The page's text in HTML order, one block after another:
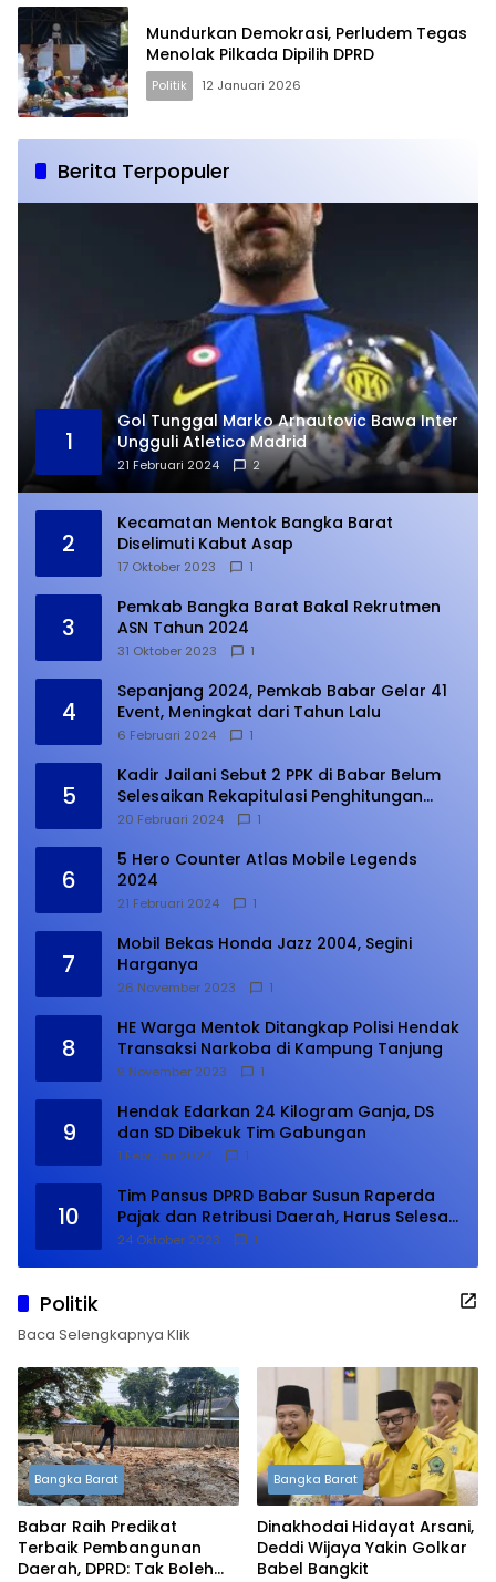
Mundurkan Demokrasi, Perludem Tegas
Menolak Pilkada Dipilih DPRD
Politik 12 Januari 2026
Berita Terpopuler
1
Gol Tunggal Marko Arnautovic Bawa Inter
Ungguli Atletico Madrid
21 Februari 2024 2
2
Kecamatan Mentok Bangka Barat
Diselimuti Kabut Asap
17 Oktober 2023 1
3
Pemkab Bangka Barat Bakal Rekrutmen
ASN Tahun 2024
31 Oktober 2023 1
4
Sepanjang 2024, Pemkab Babar Gelar 41
Event, Meningkat dari Tahun Lalu
6 Februari 2024 1
5
Kadir Jailani Sebut 2 PPK di Babar Belum
Selesaikan Rekapitulasi Penghitungan
Suara
20 Februari 2024 1
6
5 Hero Counter Atlas Mobile Legends
2024
21 Februari 2024 1
7
Mobil Bekas Honda Jazz 2004, Segini
Harganya
26 November 2023 1
8
HE Warga Mentok Ditangkap Polisi Hendak
Transaksi Narkoba di Kampung Tanjung
9 November 2023 1
9
Hendak Edarkan 24 Kilogram Ganja, DS
dan SD Dibekuk Tim Gabungan
1 Februari 2024 1
10
Tim Pansus DPRD Babar Susun Raperda
Pajak dan Retribusi Daerah, Harus Selesai
Januari 2024
24 Oktober 2023 1
Politik
Baca Selengkapnya Klik
Bangka Barat
Babar Raih Predikat
Terbaik Pembangunan
Daerah, DPRD: Tak Boleh
Bangka Barat
Dinakhodai Hidayat Arsani,
Deddi Wijaya Yakin Golkar
Babel Bangkit